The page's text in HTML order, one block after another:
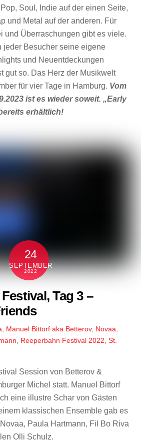
Soul, Indie auf der einen Seite,
und Metal auf der anderen. Für
und Überraschungen gibt es viele.
jeder Besucher seine eigene
und Neuentdeckungen
gut so. Das Herz der Musikwelt
für vier Tage in Hamburg. Vom
ist es wieder soweit. „Early
erhältlich!
24
SEPTEMBER
2022
Tag 3 –
Manuel Bittorf aka Betterov, Novaa
Reeperbahn Festival 2022 ,St.
Session von Betterov &
Michel statt. Manuel Bittorf
eine illustre Schar von Gästen
klassischen Ensemble gab es
Paula Hartmann, Fil Bo Riva
Olli Schulz.